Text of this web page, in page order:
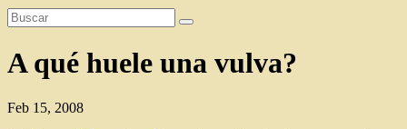
A qué huele una vulva?
Feb 15, 2008